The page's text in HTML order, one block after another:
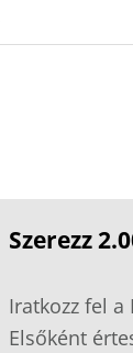
Szerezz
Iratkozz fel a
Elsőként